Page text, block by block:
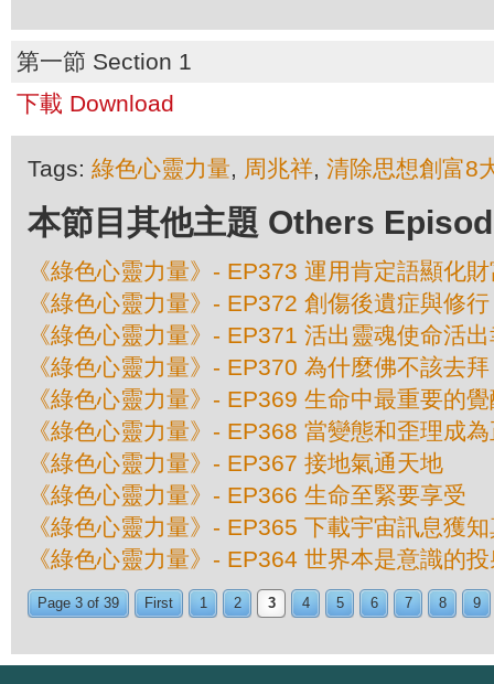
第一節 Section 1
下載 Download
Tags: 綠色心靈力量, 周兆祥, 清除思想創富8
本節目其他主題 Others
《綠色心靈力量》- EP373 運用肯定語顯化
《綠色心靈力量》- EP372 創傷後遺症與修行
《綠色心靈力量》- EP371 活出靈魂使命活
《綠色心靈力量》- EP370 為什麼佛不該去拜
《綠色心靈力量》- EP369 生命中最重要的
《綠色心靈力量》- EP368 當變態和歪理成
《綠色心靈力量》- EP367 接地氣通天地
《綠色心靈力量》- EP366 生命至緊要享受
《綠色心靈力量》- EP365 下載宇宙訊息獲
《綠色心靈力量》- EP364 世界本是意識的
Page 3 of 39 First 1 2 3 4 5 6 7 8 9